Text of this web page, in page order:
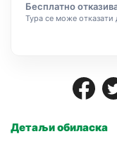
Детаљи обиласка
Бесплатно
Тура се може отказати